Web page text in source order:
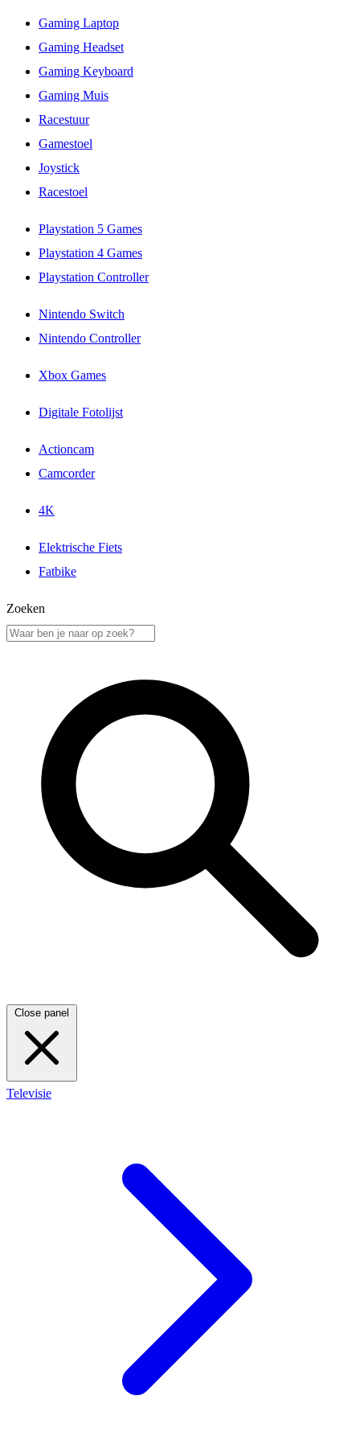
Gaming Laptop
Gaming Headset
Gaming Keyboard
Gaming Muis
Racestuur
Gamestoel
Joystick
Racestoel
Playstation 5 Games
Playstation 4 Games
Playstation Controller
Nintendo Switch
Nintendo Controller
Xbox Games
Digitale Fotolijst
Actioncam
Camcorder
4K
Elektrische Fiets
Fatbike
Zoeken
Close panel
Televisie